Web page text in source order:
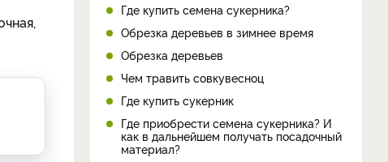
Где купить семена сукерника?
Обрезка деревьев в зимнее время
Обрезка деревьев
Чем травить совкувесноц
Где купить сукерник
Где приобрести семена сукерника? И
как в дальнейшем получать посадочный
материал?